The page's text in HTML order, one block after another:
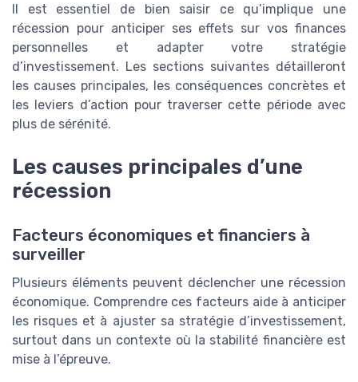
Il est essentiel de bien saisir ce qu’implique une
récession pour anticiper ses effets sur vos finances
personnelles et adapter votre stratégie
d’investissement. Les sections suivantes détailleront
les causes principales, les conséquences concrètes et
les leviers d’action pour traverser cette période avec
plus de sérénité.
Les causes principales d’une
récession
Facteurs économiques et financiers à
surveiller
Plusieurs éléments peuvent déclencher une récession
économique. Comprendre ces facteurs aide à anticiper
les risques et à ajuster sa stratégie d’investissement,
surtout dans un contexte où la stabilité financière est
mise à l’épreuve.